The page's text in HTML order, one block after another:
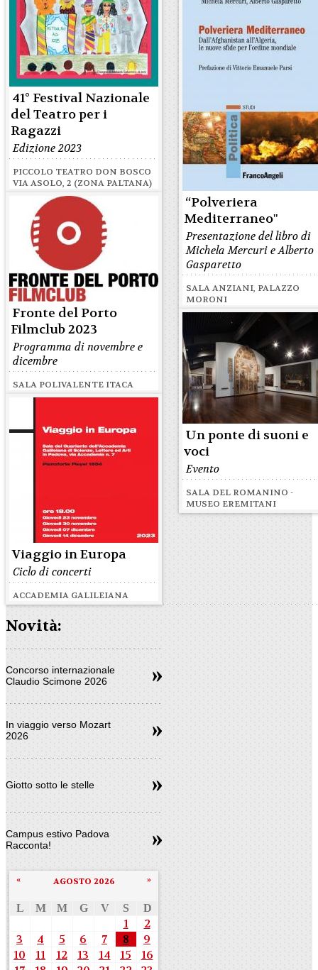
41° Festival Nazionale
del Teatro per i
Ragazzi
Edizione 2023
PICCOLO TEATRO DON BOSCO
VIA ASOLO, 2 (ZONA PALTANA)
“Polveriera
Mediterraneo"
Presentazione del libro di
Michela Mercuri e Alberto
Gasparetto
SALA ANZIANI, PALAZZO
MORONI
Fronte del Porto
Filmclub 2023
Programma di novembre e
dicembre
SALA POLIVALENTE ITACA
Un ponte di suoni e
voci
Evento
SALA DEL ROMANINO -
MUSEO EREMITANI
Viaggio in Europa
Ciclo di concerti
ACCADEMIA GALILEIANA
Novità:
Concorso internazionale
Claudio Scimone 2026
In viaggio verso Mozart
2026
Giotto sotto le stelle
Campus estivo Padova
Racconta!
AGOSTO 2026
« »
L M M G V S D
1
2
3
4 5 6 7 8
9
10
11 12 13 14 15
16